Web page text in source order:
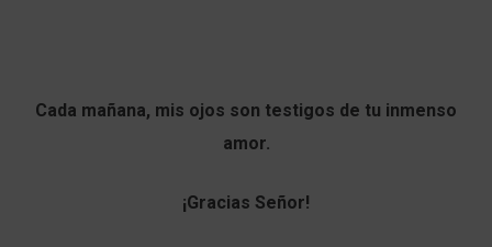
Cada mañana, mis ojos son testigos de tu inmenso
amor.
¡Gracias Señor!